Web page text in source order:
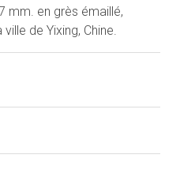
mm. en grès émaillé,
de Yixing, Chine.